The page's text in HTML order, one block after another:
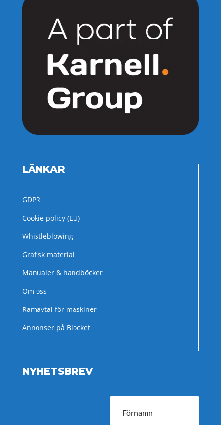
LÄNKAR
GDPR
Cookie policy (EU)
Whistleblowing
Grafisk material
Manualer & handböcker
Om oss
Ramavtal för maskiner
Annonser på Blocket
NYHETSBREV